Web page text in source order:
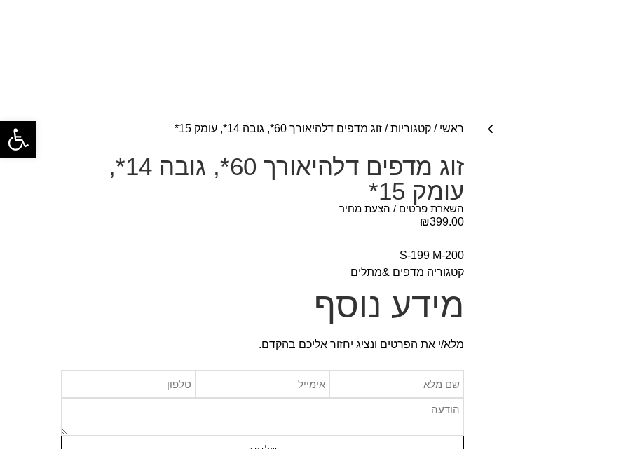
ראשי / קטגוריות/ זוג מדפים דלהיאורך 60*, גובה 14*, עומק 15*
זוג מדפים דלהיאורך 60*, גובה 14*,
עומק 15*
השארת פרטים / הצעת מחיר
₪399.00
S-199 M-200
קטגוריה מדפים &מתלים
מידע נוסף
מלא/י את הפרטים ונציג יחזור אליכם בהקדם.